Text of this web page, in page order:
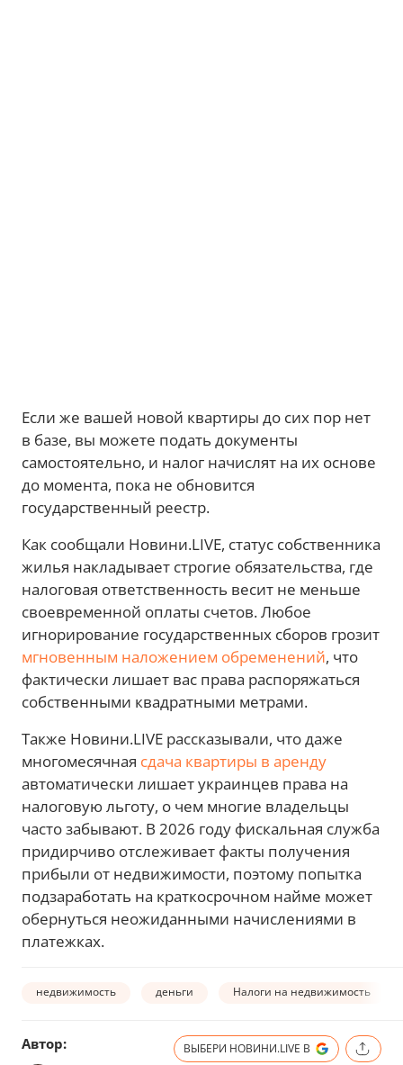
Если же вашей новой квартиры до сих пор нет
в базе, вы можете подать документы
самостоятельно, и налог начислят на их основе
до момента, пока не обновится
государственный реестр.
Как сообщали Новини.LIVE, статус собственника
жилья накладывает строгие обязательства, где
налоговая ответственность весит не меньше
своевременной оплаты счетов. Любое
игнорирование государственных сборов грозит
мгновенным наложением обременений, что
фактически лишает вас права распоряжаться
собственными квадратными метрами.
Также Новини.LIVE рассказывали, что даже
многомесячная сдача квартиры в аренду
автоматически лишает украинцев права на
налоговую льготу, о чем многие владельцы
часто забывают. В 2026 году фискальная служба
придирчиво отслеживает факты получения
прибыли от недвижимости, поэтому попытка
подзаработать на краткосрочном найме может
обернуться неожиданными начислениями в
платежках.
недвижимость деньги Налоги на недвижимость
Автор: ВЫБЕРИ НОВИНИ.LIVE В